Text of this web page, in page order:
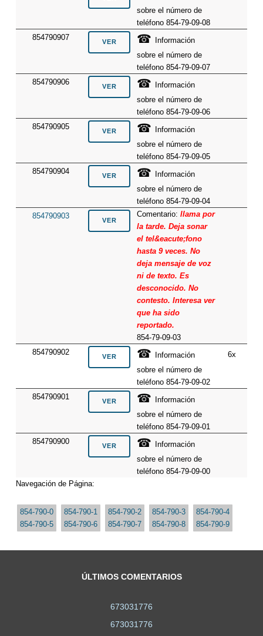
sobre el número de
teléfono 854-79-09-08
854790907
☎
Información
sobre el número de
teléfono 854-79-09-07
854790906
☎
Información
sobre el número de
teléfono 854-79-09-06
854790905
☎
Información
sobre el número de
teléfono 854-79-09-05
854790904
☎
Información
sobre el número de
teléfono 854-79-09-04
854790903
Comentario:llama por
la tarde. Deja sonar
el tel&eacute;fono
hasta 9 veces. No
deja mensaje de voz
ni de texto. Es
desconocido. No
contesto. Interesa ver
que ha sido
reportado.
854-79-09-03
854790902
☎
Información
sobre el número de
teléfono 854-79-09-02
6x
854790901 ☎
Información
sobre el número de
teléfono 854-79-09-01
854790900
☎
Información
sobre el número de
teléfono 854-79-09-00
Navegación de Página:
854-790-0 854-790-1 854-790-2 854-790-3
854-790-4
854-790-5
854-790-6 854-790-7 854-790-8 854-790-9
ÚLTIMOS COMENTARIOS
673031776
673031776